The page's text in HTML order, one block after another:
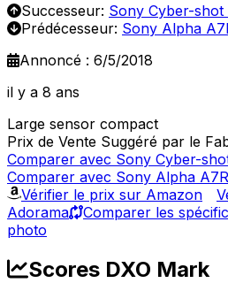
Successeur: Sony Cyber-shot
Prédécesseur: Sony Alpha
Annoncé : 6/5/2018
il y a 8 ans
Large sensor compact
Prix de Vente Suggéré par le
Comparer avec Sony Cyber-
Comparer avec Sony Alpha
Vérifier le prix sur Amazon
Adorama
Comparer les
photo
Scores DXO Mark